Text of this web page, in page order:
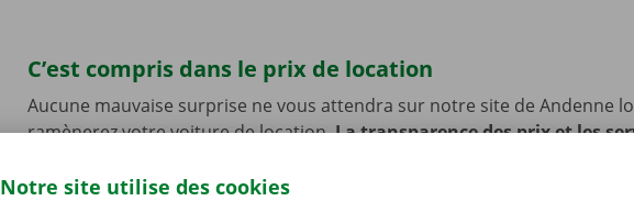
C’est compris dans le prix de location
Aucune mauvaise surprise ne vous attendra sur notre site de Andenne
ramènerez votre voiture de location.La transparence des prix et les
constatons tout éventuel dégât avant que ne partiez avec la voiture. En
Notre site utilise des cookies